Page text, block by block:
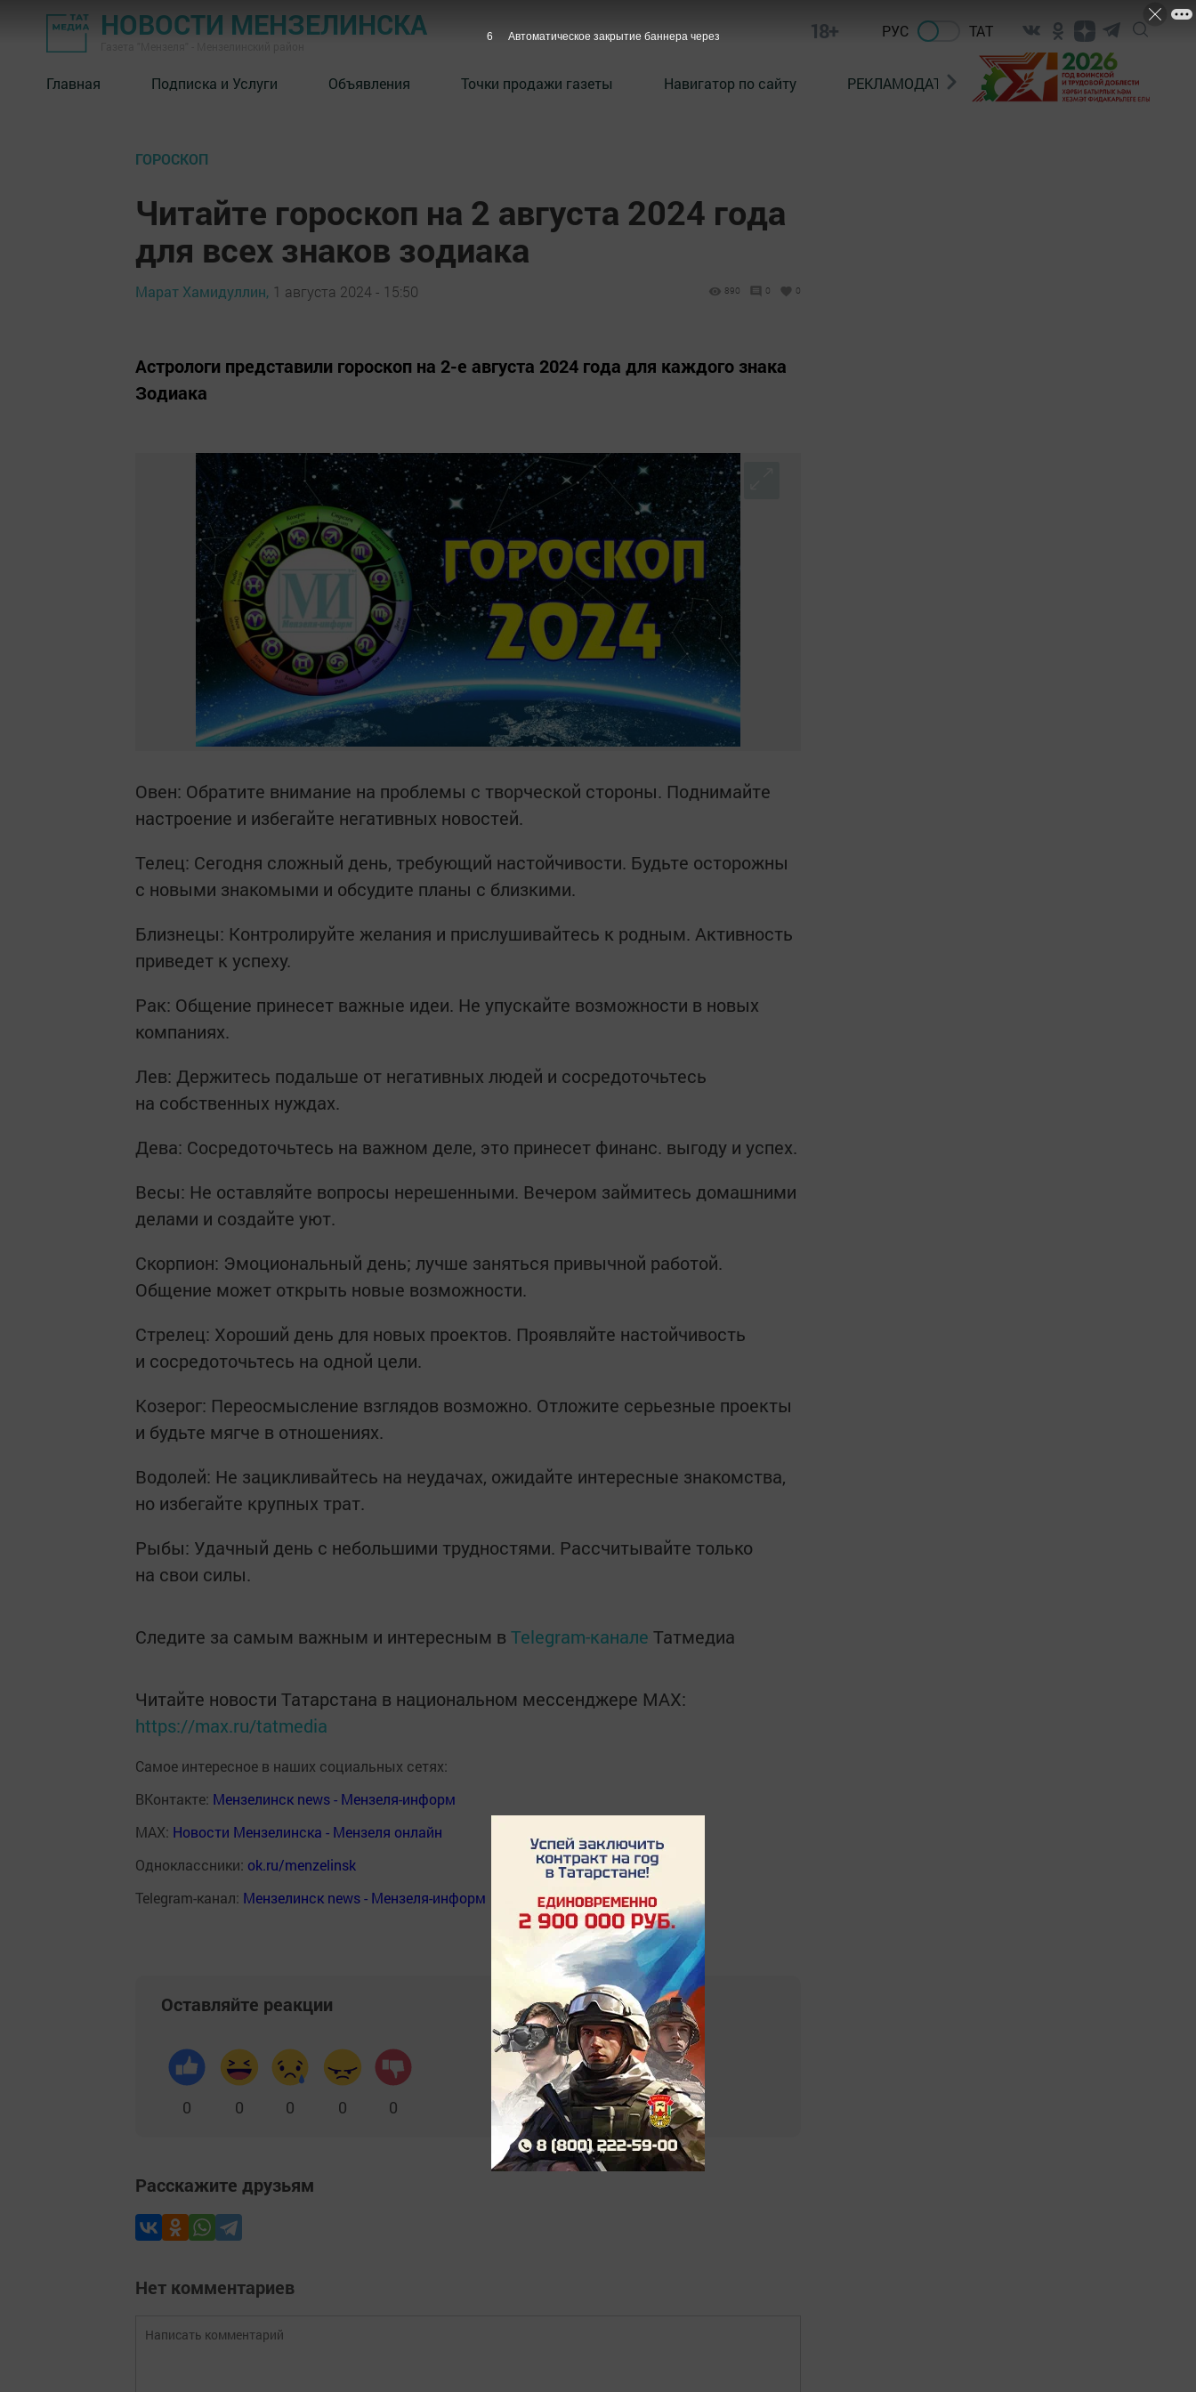
НОВОСТИ МЕНЗЕЛИНСКА 18+ РУС ТАТ
Главная Подписка и Услуги Объявления Точки продажи газеты Навигатор по сайту РЕКЛАМОДАТЕЛЯМ
ГОРОСКОП
Читайте гороскоп на 2 августа 2024 года
для всех знаков зодиака
Марат Хамидуллин, 1 августа 2024 - 15:50 890 0 0
Астрологи представили гороскоп на 2-е августа 2024 года для каждого знака
Зодиака
Овен: Обратите внимание на проблемы с творческой стороны. Поднимайте
настроение и избегайте негативных новостей.
Телец: Сегодня сложный день, требующий настойчивости. Будьте осторожны
с новыми знакомыми и обсудите планы с близкими.
Близнецы: Контролируйте желания и прислушивайтесь к родным. Активность
приведет к успеху.
Рак: Общение принесет важные идеи. Не упускайте возможности в новых
компаниях.
Лев: Держитесь подальше от негативных людей и сосредоточьтесь
на собственных нуждах.
Дева: Сосредоточьтесь на важном деле, это принесет финанс. выгоду и успех.
Весы: Не оставляйте вопросы нерешенными. Вечером займитесь домашними
делами и создайте уют.
Скорпион: Эмоциональный день; лучше заняться привычной работой.
Общение может открыть новые возможности.
Стрелец: Хороший день для новых проектов. Проявляйте настойчивость
и сосредоточьтесь на одной цели.
Козерог: Переосмысление взглядов возможно. Отложите серьезные проекты
и будьте мягче в отношениях.
Водолей: Не зацикливайтесь на неудачах, ожидайте интересные знакомства,
но избегайте крупных трат.
Рыбы: Удачный день с небольшими трудностями. Рассчитывайте только
на свои силы.
Следите за самым важным и интересным в Telegram-канале Татмедиа
Читайте новости Татарстана в национальном мессенджере MАХ:
https://max.ru/tatmedia
Самое интересное в наших социальных сетях:
ВКонтакте: Мензелинск news - Мензеля-информ
MAX: Новости Мензелинска - Мензеля онлайн
Одноклассники: ok.ru/menzelinsk
Telegram-канал: Мензелинск news - Мензеля-информ
Оставляйте реакции
0 0 0 0 0
Расскажите друзьям
Нет комментариев
5 Автоматическое закрытие баннера через